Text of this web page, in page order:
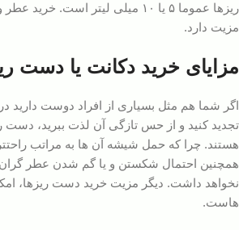
ریزها عموما ۵ یا ۱۰ میلی لیتر است.
مزیت دارد.
مزایای خرید دکانت یا دست
اگر شما هم مثل بسیاری از افراد دوست دارید
تجدید کنید و از حس تازگی آن لذت ببرید،
هستند. چرا که حمل شیشه آن ها به مراتب
همچنین احتمال شکستن و یا گم شدن عطر
نخواهد داشت. دیگر مزیت خرید دست ریزها،
هاست.